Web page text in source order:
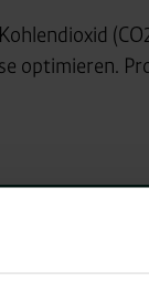
optimieren.